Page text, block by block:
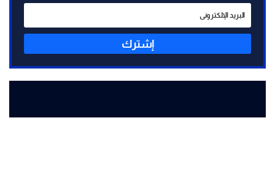
إشترك